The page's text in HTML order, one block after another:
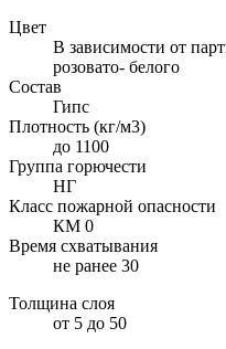
Цвет
В зависимости от
розовато- белого
Состав
Гипс
Плотность (кг/м3)
до 1100
Группа горючести
НГ
Класс пожарной опасности
КМ 0
Время схватывания
не ранее 30
Толщина слоя
от 5 до 50